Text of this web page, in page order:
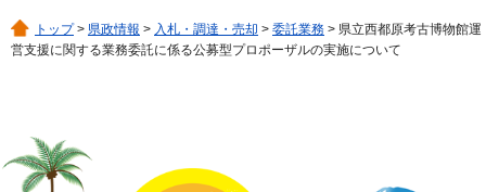
トップ> 県政情報 > 入札・調達・売却 > 委託業務 > 県立西都原考古博物館運
営支援に関する業務委託に係る公募型プロポーザルの実施について